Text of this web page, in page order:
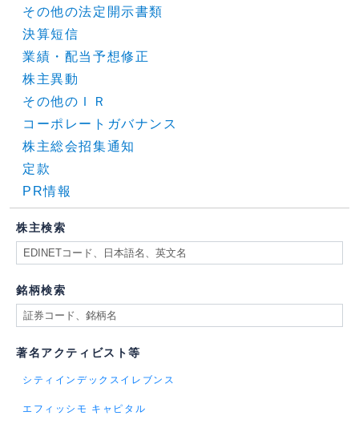
その他の法定開示書類
決算短信
業績・配当予想修正
株主異動
その他のＩＲ
コーポレートガバナンス
株主総会招集通知
定款
PR情報
株主検索
銘柄検索
著名アクティビスト等
シティインデックスイレブンス
エフィッシモ キャピタル